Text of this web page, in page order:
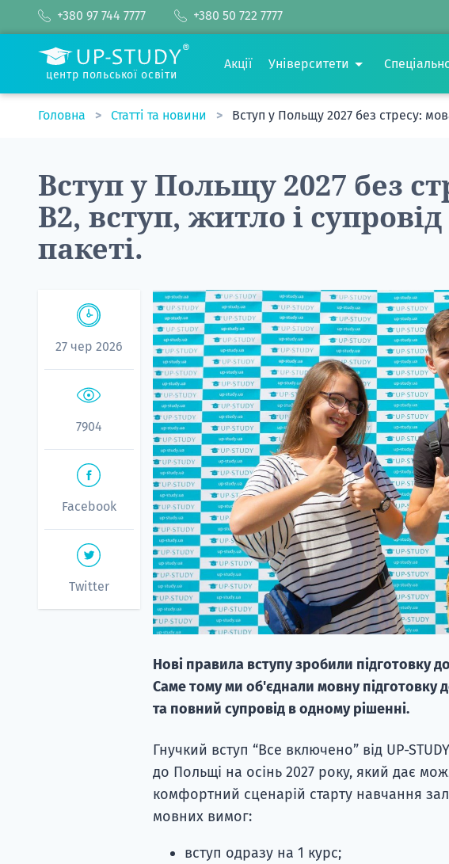
+380 97 744 7777 +380 50 722 7777
центр польської освіти
Акції Університети
Головна Статті та новини Вступ у Польщу 2027 без стресу:
Вступ у Польщу 2027 без
B2, вступ, житло і
пакеті.
27 чер 2026
7904
Facebook
Twitter
Нові правила вступу зробили підготовку
Саме тому ми об'єднали мовну підготовку
та повний супровід в одному рішенні.
Гнучкий вступ “Все включено” від UP-
до Польщі на осінь 2027 року, який дає
комфортний сценарій старту навчання
мовних вимог:
вступ одразу на 1 курс;